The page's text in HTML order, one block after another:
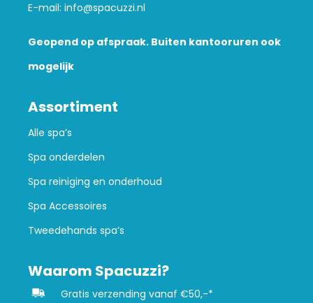
E-mail: info@spacuzzi.nl
Geopend op afspraak. Buiten kantooruren ook
mogelijk
Assortiment
Alle spa’s
Spa onderdelen
Spa reiniging en onderhoud
Spa Accessoires
Tweedehands spa’s
Waarom Spacuzzi?
Gratis verzending vanaf €50,-*